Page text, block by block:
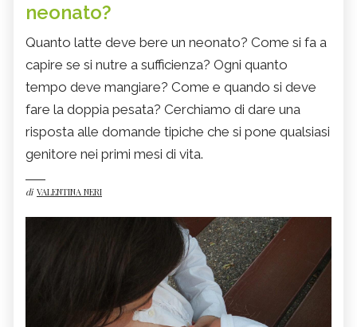
neonato?
Quanto latte deve bere un neonato? Come si fa a
capire se si nutre a sufficienza? Ogni quanto
tempo deve mangiare? Come e quando si deve
fare la doppia pesata? Cerchiamo di dare una
risposta alle domande tipiche che si pone qualsiasi
genitore nei primi mesi di vita.
di VALENTINA NERI